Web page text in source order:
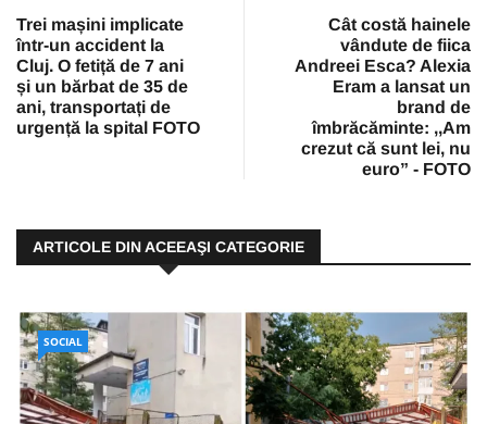
Trei mașini implicate
într-un accident la
Cluj. O fetiță de 7 ani
și un bărbat de 35 de
ani, transportați de
urgență la spital FOTO
Cât costă hainele
vândute de fiica
Andreei Esca? Alexia
Eram a lansat un
brand de
îmbrăcăminte: ,,Am
crezut că sunt lei, nu
euro” - FOTO
ARTICOLE DIN ACEEAŞI CATEGORIE
SOCIAL